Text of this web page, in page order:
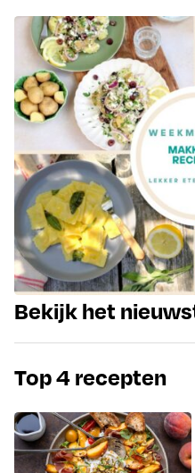
Bekijk het
Top 4 recepten